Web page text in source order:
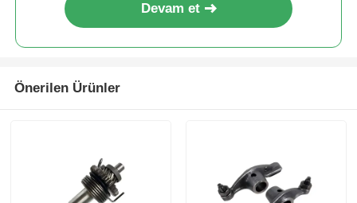
motosiklet elektrik bileşenleri
Motosiklet Vücut Parçaları
Devam et
Önerilen Ürünler